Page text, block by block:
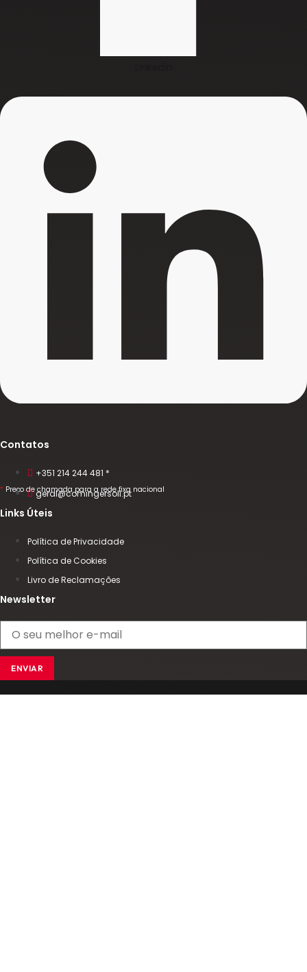
Contatos
+351 214 244 481 *
* Preço de chamada para a rede fixa nacional
geral@comingersoll.pt
Links Úteis
Política de Privacidade
Política de Cookies
Livro de Reclamações
Newsletter
ENVIAR